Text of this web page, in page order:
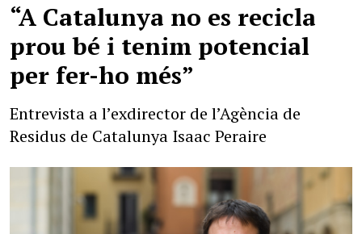
“A Catalunya no es recicla
prou bé i tenim potencial
per fer-ho més”
Entrevista a l’exdirector de l’Agència de
Residus de Catalunya Isaac Peraire